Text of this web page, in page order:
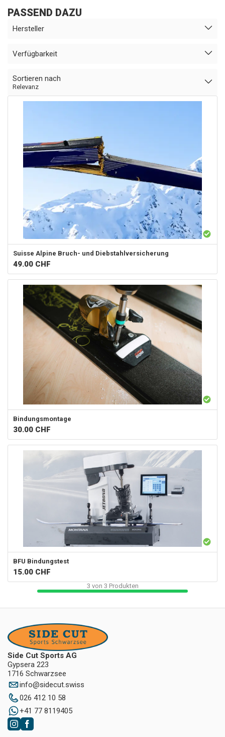
PASSEND DAZU
Hersteller
Verfügbarkeit
Sortieren nach
Relevanz
Suisse Alpine Bruch- und Diebstahlversicherung
49.00 CHF
Bindungsmontage
30.00 CHF
BFU Bindungstest
15.00 CHF
3 von 3 Produkten
Side Cut Sports AG
Gypsera 223
1716 Schwarzsee
info@sidecut.swiss
026 412 10 58
+41 77 8119405